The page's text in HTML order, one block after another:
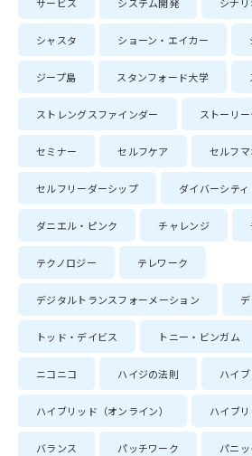
シャスタ ショーン・エイカー
ジープ島 スタンフォード大学
ストレングスファインダー ストーリ
セミナー セルフケア セルフ
セルフリーダーシップ ダイバーシティ
ダニエル・ピンク チャレンジ
テクノロジー テレワーク
デジタルトランスフォーメーション
トッド・デイビス トニー・ビンガム
ニコニコ ハイジの法則 ハイ
ハイブリッド（オンライン） ハイブリ
バランス パッチワーク パニ